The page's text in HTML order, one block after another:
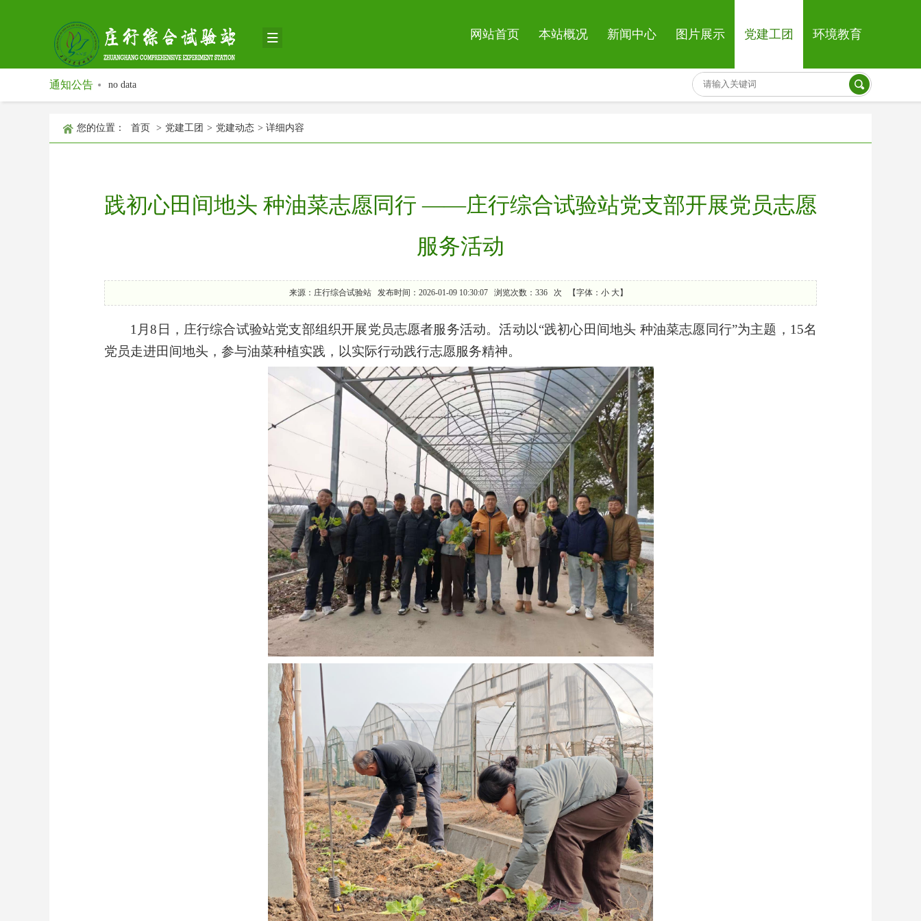
网站首页 本站概况 新闻中心 图片展示 党建工团 环境教育
通知公告 no data
您的位置： 首页 > 党建工团 > 党建动态 > 详细内容
践初心田间地头 种油菜志愿同行 ——庄行综合试验站党支部开展党员志愿
服务活动
来源：庄行综合试验站 发布时间：2026-01-09 10:30:07 浏览次数： 336 次 【字体： 小 大】
1 月8日，庄行综合试验站党支部组织开展党员志愿者服务活动。活动以“践初心田间地头 种油菜志愿同行”为主题，15名
党员走进田间地头，参与油菜种植实践，以实际行动践行志愿服务精神。